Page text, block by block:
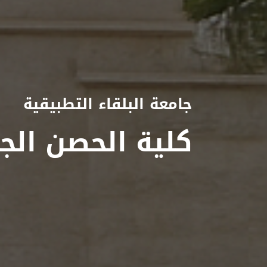
جامعة البلقاء التطبيقية
كلية الحصن